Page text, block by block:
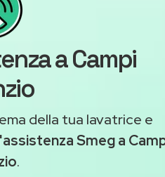
a Campi
della tua lavatrice e
Smeg a
.